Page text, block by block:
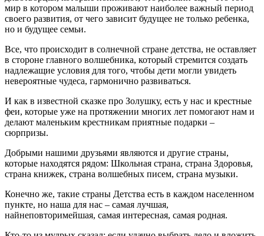
мир в котором малыши проживают наиболее важный период
своего развития, от чего зависит будущее не только ребенка,
но и будущее семьи.
Все, что происходит в солнечной стране детства, не оставляет
в стороне главного волшебника, который стремится создать
надлежащие условия для того, чтобы дети могли увидеть
невероятные чудеса, гармонично развиваться.
И как в известной сказке про Золушку, есть у нас и крестные
феи, которые уже на протяжении многих лет помогают нам и
делают маленьким крестникам приятные подарки –
сюрпризы.
Добрыми нашими друзьями являются и другие страны,
которые находятся рядом: Школьная страна, страна Здоровья,
страна книжек, страна волшебных писем, страна музыки.
Конечно же, такие страны Детства есть в каждом населенном
пункте, но наша для нас – самая лучшая,
найнеповторимейшая, самая интересная, самая родная.